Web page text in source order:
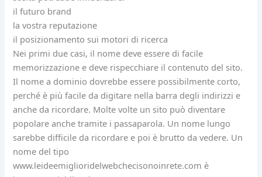
il futuro brand
la vostra reputazione
il posizionamento sui motori di ricerca
Nei primi due casi, il nome deve essere di facile
memorizzazione e deve rispecchiare il contenuto del sito.
Il nome a dominio dovrebbe essere possibilmente corto,
perché è più facile da digitare nella barra degli indirizzi e
anche da ricordare. Molte volte un sito può diventare
popolare anche tramite i passaparola. Un nome lungo
sarebbe difficile da ricordare e poi è brutto da vedere. Un
nome del tipo
www.leideemiglioridelwebchecisonoinrete.com è